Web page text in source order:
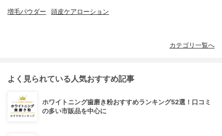
増毛パウダー 頭皮ケアローション
カテゴリ一覧へ
よく見られている人気おすすめ記事
ホワイトニング歯磨き粉おすすめランキング52選！口コミ
の多い市販品を中心に